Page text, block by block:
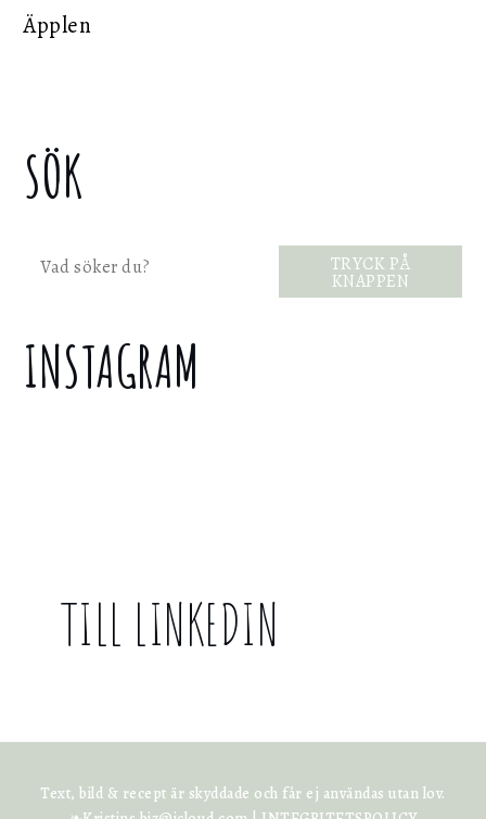
Äpplen
SÖK
Sök TRYCK PÅ
KNAPPEN
INSTAGRAM
TILL LINKEDIN
Text, bild & recept är skyddade och får ej användas utan lov.